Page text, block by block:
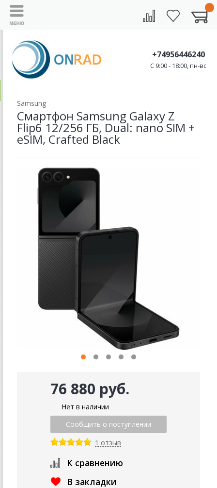
+74956446240
C 9:00 - 18:00, пн-вс
Samsung
Смартфон Samsung Galaxy Z
Flip6 12/256 ГБ, Dual: nano SIM +
eSIM, Crafted Black
76 880 руб.
Нет в наличии
1 отзыв
К сравнению
В закладки